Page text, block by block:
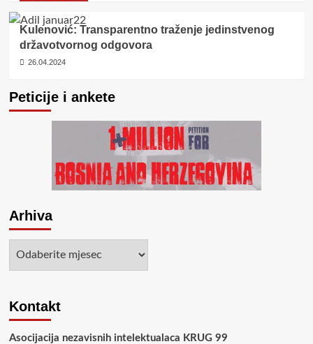
Kulenović: Transparentno traženje jedinstvenog
državotvornog odgovora
26.04.2024
Peticije i ankete
Arhiva
Kontakt
Asocijacija nezavisnih intelektualaca KRUG 99